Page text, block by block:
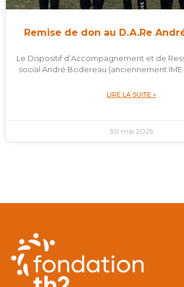
Remise de don au D.A.Re
Le Dispositif d’Accompagnement et de
social André Bodereau (anciennement IME
LIRE LA SUITE »
30 mai 2025